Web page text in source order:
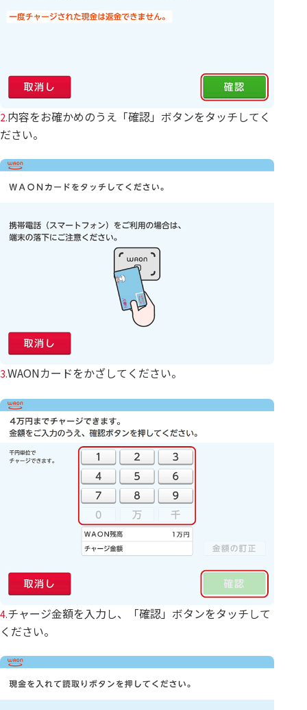
2.内容をお確かめのうえ「確認」ボタンをタッチしてく
ださい。
3.WAONカードをかざしてください。
4.チャージ金額を入力し、「確認」ボタンをタッチして
ください。